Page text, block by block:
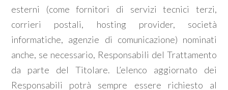
esterni (come fornitori di servizi tecnici terzi,
corrieri postali, hosting provider, società
informatiche, agenzie di comunicazione) nominati
anche, se necessario, Responsabili del Trattamento
da parte del Titolare. L’elenco aggiornato dei
Responsabili potrà sempre essere richiesto al
4
5
5+